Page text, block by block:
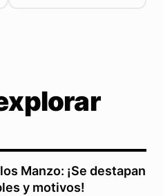
Manzo: ¡Se destapan
y motivos!